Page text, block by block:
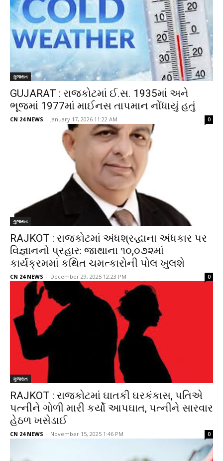
ગુજરાત
GUJARAT : રાજકોટમાં ઈ.સ. 1935માં અને
ભૂજમાં 1977માં માઈનસ તાપમાન નોંધાયું હતું
CN 24 NEWS - January 17, 2026 11:22 AM 0
ગુજરાત
RAJKOT : રાજકોટમાં અંધશ્રદ્ધાના અંધકાર પર
વિજ્ઞાનનો પ્રહાર: જાથાના ૧૦,૦૭૨માં
કાર્યક્રમમાં કથિત ચમત્કારોની પોલ ખુલશે
CN 24 NEWS - December 29, 2025 12:23 PM 0
ગુજરાત
RAJKOT : રાજકોટમાં ઘાતકી ઘરકંકાસ, પતિએ
પત્નીને ગોળી મારી કર્યો આપઘાત, પત્નીને સારવાર
હેઠળ ખસેડાઈ
CN 24 NEWS - November 15, 2025 1:46 PM 0